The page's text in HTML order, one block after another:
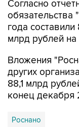
года
млрд рублей
Вложения
88,1 млрд
конец декабря
Роснано